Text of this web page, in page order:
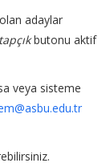
adaylar
butonu aktif
veya sisteme